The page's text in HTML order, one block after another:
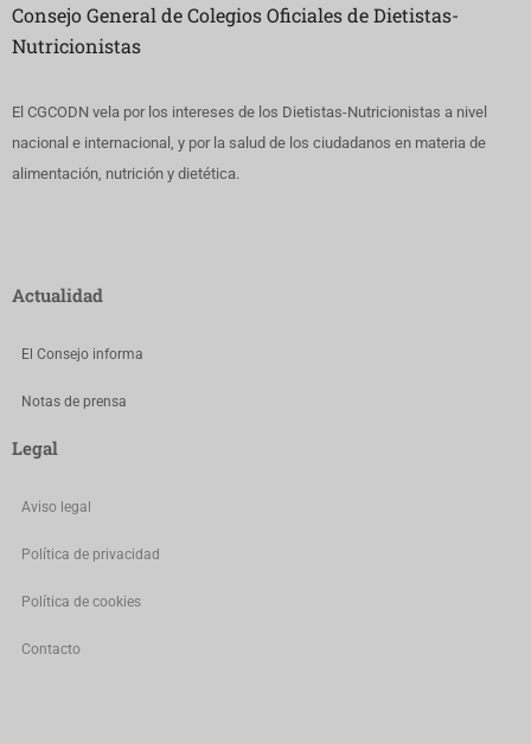
Consejo General de Colegios Oficiales de Dietistas-
Nutricionistas
El CGCODN vela por los intereses de los Dietistas-Nutricionistas a nivel
nacional e internacional, y por la salud de los ciudadanos en materia de
alimentación, nutrición y dietética.
Actualidad
El Consejo informa
Notas de prensa
Legal
Aviso legal
Política de privacidad
Política de cookies
Contacto